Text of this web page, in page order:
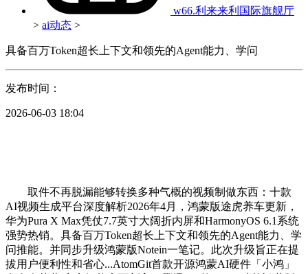
w66.利来来利国际旗舰厅
> ai动态 >
具备百万Token超长上下文和领先的Agent能力、学问
发布时间：
2026-06-03 18:04
取件不再脱漏能够转换多种气概的视频制做东西：十款
AI视频生成平台深度解析2026年4月，鸿蒙版途虎养车更新，
华为Pura X Max凭仗7.7英寸大阔折内屏和HarmonyOS 6.1系统
强势热销。具备百万Token超长上下文和领先的Agent能力、学
问推能。并同步升级鸿蒙版Notein一笔记。此次升级旨正在提
拔用户便利性和省心...AtomGit首款开源鸿蒙AI硬件「小鸿」